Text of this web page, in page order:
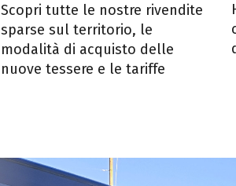
Scopri tutte le nostre rivendite
sparse sul territorio, le
modalità di acquisto delle
nuove tessere e le tariffe